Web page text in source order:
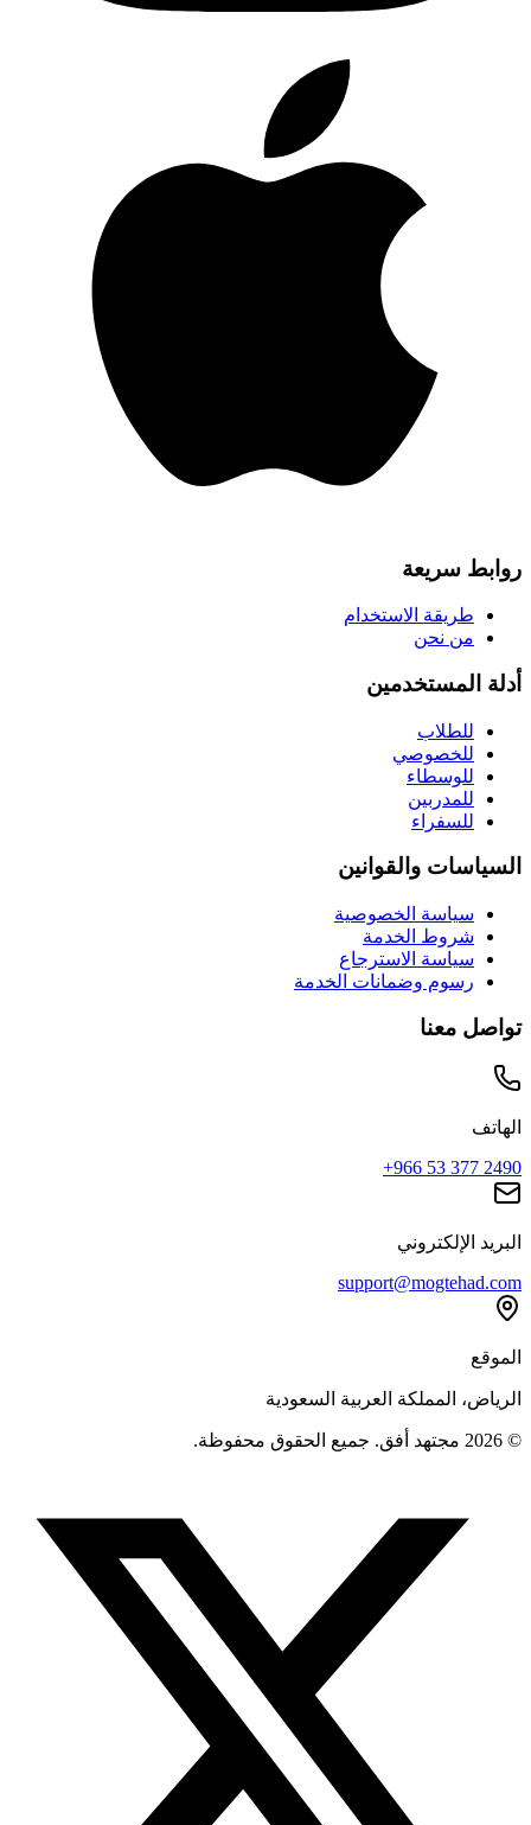
روابط سريعة
طريقة الاستخدام
من نحن
أدلة المستخدمين
للطلاب
للخصوصي
للوسطاء
للمدربين
للسفراء
السياسات والقوانين
سياسة الخصوصية
شروط الخدمة
سياسة الاسترجاع
رسوم وضمانات الخدمة
تواصل معنا
الهاتف
+966 53 377 2490
البريد الإلكتروني
support@mogtehad.com
الموقع
الرياض، المملكة العربية السعودية
© 2026 مجتهد أفق. جميع الحقوق محفوظة.